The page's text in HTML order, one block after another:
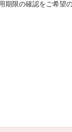
限の確認をご希望